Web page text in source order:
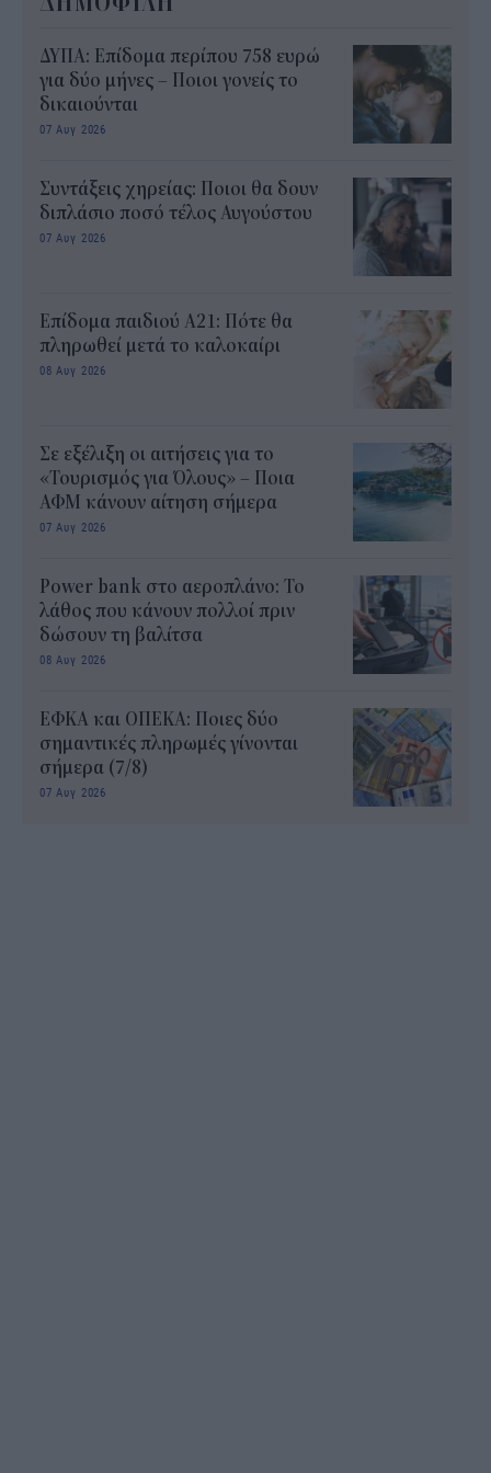
ΔΥΠΑ: Επίδομα περίπου 758 ευρώ
για δύο μήνες – Ποιοι γονείς το
δικαιούνται
07 Αυγ 2026
Συντάξεις χηρείας: Ποιοι θα δουν
διπλάσιο ποσό τέλος Αυγούστου
07 Αυγ 2026
Επίδομα παιδιού Α21: Πότε θα
πληρωθεί μετά το καλοκαίρι
08 Αυγ 2026
Σε εξέλιξη οι αιτήσεις για το
«Τουρισμός για Όλους» – Ποια
ΑΦΜ κάνουν αίτηση σήμερα
07 Αυγ 2026
Power bank στο αεροπλάνο: Το
λάθος που κάνουν πολλοί πριν
δώσουν τη βαλίτσα
08 Αυγ 2026
ΕΦΚΑ και ΟΠΕΚΑ: Ποιες δύο
σημαντικές πληρωμές γίνονται
σήμερα (7/8)
07 Αυγ 2026